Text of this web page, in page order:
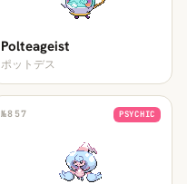
Polteageist
ポットデス
№857 PSYCHIC